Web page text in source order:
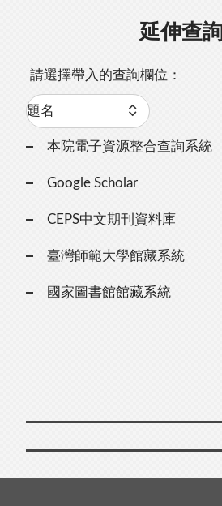
延伸查詢
請選擇帶入的查詢欄位：
本院電子資源整合查詢系統
Google Scholar
CEPS中文期刊資料庫
臺灣師範大學館藏系統
國家圖書館館藏系統